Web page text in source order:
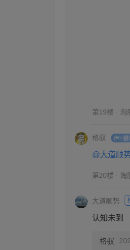
第19楼 · 淘
格驭
@大道顺
第20楼 · 淘
大道顺势
认知未到
格驭